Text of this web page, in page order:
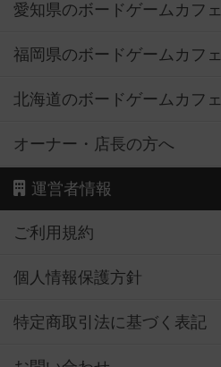
愛知県のボードゲームカフェ
福岡県のボードゲームカフェ
北海道のボードゲームカフェ
オーナー・店長の方へ
運営者情報
ご利用規約
個人情報保護方針
特定商取引法に基づく表記